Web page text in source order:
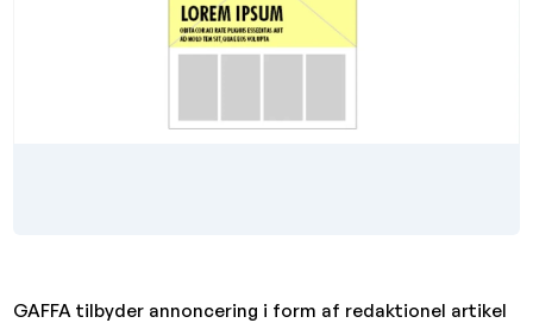
GAFFA tilbyder annoncering i form af redaktionel artikel